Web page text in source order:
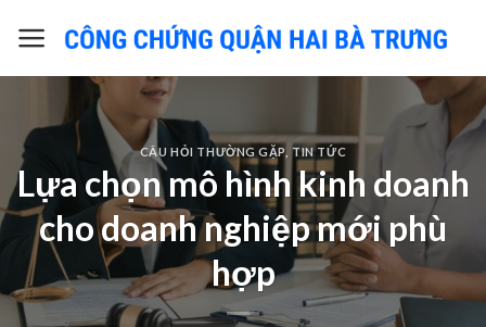
CÂU HỎI THƯỜNG GẶP TIN TỨC
Lựa chọn mô hình kinh doanh
cho doanh nghiệp mới phù
hợp